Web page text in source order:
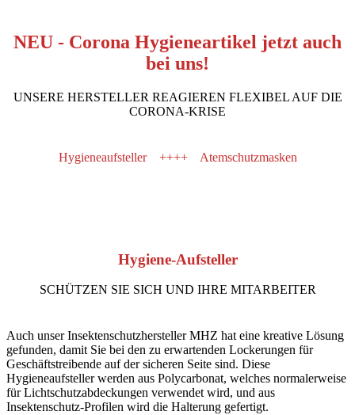
NEU - Corona Hygieneartikel jetzt auch
bei uns!
UNSERE HERSTELLER REAGIEREN FLEXIBEL AUF DIE
CORONA-KRISE
Hygieneaufsteller ++++ Atemschutzmasken
Hygiene-Aufsteller
SCHÜTZEN SIE SICH UND IHRE MITARBEITER
Auch unser Insektenschutzhersteller MHZ hat eine kreative Lösung
gefunden, damit Sie bei den zu erwartenden Lockerungen für
Geschäftstreibende auf der sicheren Seite sind. Diese
Hygieneaufsteller werden aus Polycarbonat, welches normalerweise
für Lichtschutzabdeckungen verwendet wird, und aus
Insektenschutz-Profilen wird die Halterung gefertigt.